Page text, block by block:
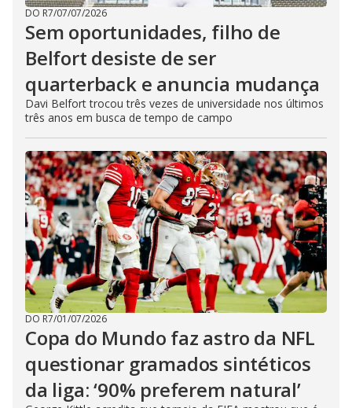
DO R7/07/07/2026
Sem oportunidades, filho de
Belfort desiste de ser
quarterback e anuncia mudança
Davi Belfort trocou três vezes de universidade nos últimos
três anos em busca de tempo de campo
DO R7/01/07/2026
Copa do Mundo faz astro da NFL
questionar gramados sintéticos
da liga: ‘90% preferem natural’